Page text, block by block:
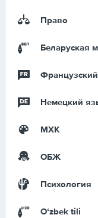
Право
Беларуская
Немецкий
МХК
ОБЖ
Психология
Оʻzbek tili